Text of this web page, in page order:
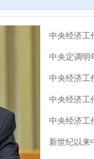
中央经济工
中央定调明
中央经济工
中央经济工
中央经济工
新世纪以来